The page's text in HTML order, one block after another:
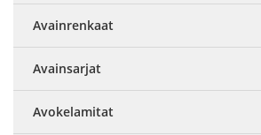
Avainrenkaat
Avainsarjat
Avokelamitat